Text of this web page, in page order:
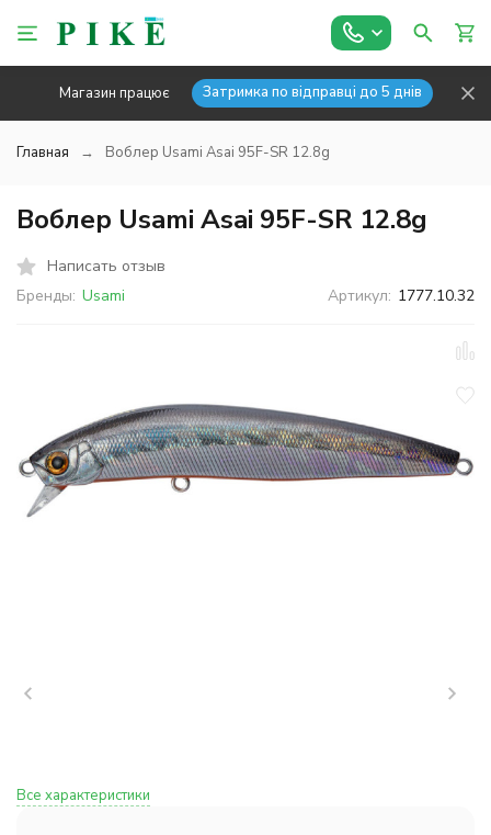
Магазин працює Затримка по відправці до 5 днів
Главная Воблер Usami Asai 95F-SR 12.8g
Воблер Usami Asai 95F-SR 12.8g
Написать отзыв
Бренды: Usami Артикул: 1777.10.32
Все характеристики